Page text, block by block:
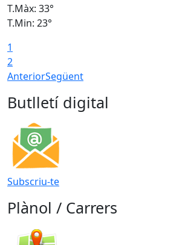
T.Màx: 33°
T.Min: 23°
1
2
AnteriorSegüent
Butlletí digital
Subscriu-te
Plànol / Carrers